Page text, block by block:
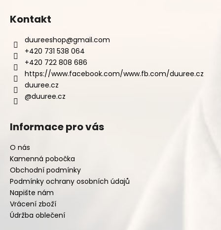
Kontakt
duureeshop@gmail.com
+420 731 538 064
+420 722 808 686
https://www.facebook.com/www.fb.com/duuree.cz
duuree.cz
@duuree.cz
Informace pro vás
O nás
Kamenná pobočka
Obchodní podmínky
Podmínky ochrany osobních údajů
Napište nám
Vrácení zboží
Údržba oblečení